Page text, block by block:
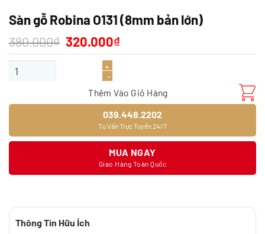
Sàn gỗ Robina O131 (8mm bản lớn)
380.000₫ Giá
gốc
là:
320.000₫Giá
hiện
tại
Sàn gỗ Robina O131 (8mm bản lớn) số lượng
Thêm Vào Giỏ Hàng
039.448.2202
Tư Vấn Trực Tuyến 24/7
MUA NGAY
Giao Hàng Toàn Quốc
Thông Tin Hữu Ích